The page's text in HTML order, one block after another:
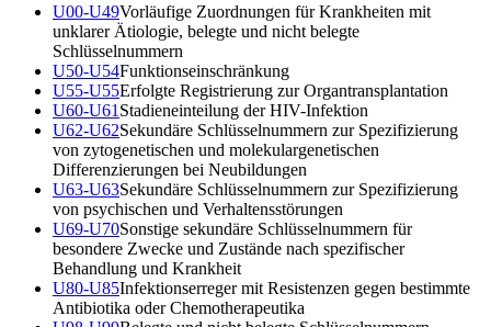
U00-U49Vorläufige Zuordnungen für Krankheiten mit
unklarer Ätiologie, belegte und nicht belegte
Schlüsselnummern
U50-U54Funktionseinschränkung
U55-U55Erfolgte Registrierung zur Organtransplantation
U60-U61 Stadieneinteilung der HIV-Infektion
U62-U62Sekundäre Schlüsselnummern zur Spezifizierung
von zytogenetischen und molekulargenetischen
Differenzierungen bei Neubildungen
U63-U63Sekundäre Schlüsselnummern zur Spezifizierung
von psychischen und Verhaltensstörungen
U69-U70Sonstige sekundäre Schlüsselnummern für
besondere Zwecke und Zustände nach spezifischer
Behandlung und Krankheit
U80-U85Infektionserreger mit Resistenzen gegen bestimmte
Antibiotika oder Chemotherapeutika